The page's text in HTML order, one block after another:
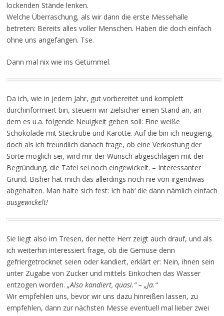
lockenden Stände lenken.
Welche Überraschung, als wir dann die erste Messehalle
betreten: Bereits alles voller Menschen. Haben die doch einfach
ohne uns angefangen. Tse.
Dann mal nix wie ins Getümmel.
Da ich, wie in jedem Jahr, gut vorbereitet und komplett
durchinformiert bin, steuern wir zielsicher einen Stand an, an
dem es u.a. folgende Neuigkeit geben soll: Eine weiße
Schokolade mit Steckrübe und Karotte. Auf die bin ich neugierig,
doch als ich freundlich danach frage, ob eine Verkostung der
Sorte möglich sei, wird mir der Wunsch abgeschlagen mit der
Begründung, die Tafel sei noch eingewickelt. – Interessanter
Grund. Bisher hat mich das allerdings noch nie von irgendwas
abgehalten. Man halte sich fest: Ich hab‘ die dann nämlich einfach
ausgewickelt!
Sie liegt also im Tresen, der nette Herr zeigt auch drauf, und als
ich weiterhin interessiert frage, ob die Gemüse denn
gefriergetrocknet seien oder kandiert, erklärt er: Nein, ihnen sein
unter Zugabe von Zucker und mittels Einkochen das Wasser
entzogen worden. „Also kandiert, quasi.“ – „Ja.“
Wir empfehlen uns, bevor wir uns dazu hinreißen lassen, zu
empfehlen, dann zur nächsten Messe eventuell mal lieber zwei